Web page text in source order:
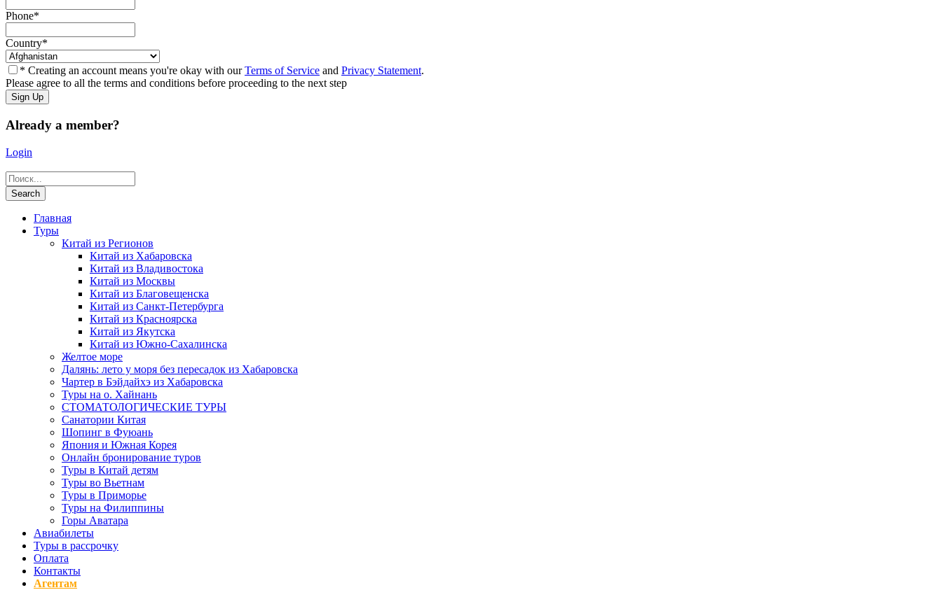
Phone*
Country*
* Creating an account means you're okay with ourTerms of Service and Privacy Statement.
Please agree to all the terms and conditions before proceeding to the next step
Already a member?
Login
Главная
Туры
Китай из Регионов
Китай из Хабаровска
Китай из Владивостока
Китай из Москвы
Китай из Благовещенска
Китай из Санкт-Петербурга
Китай из Красноярска
Китай из Якутска
Китай из Южно-Сахалинска
Желтое море
Далянь: лето у моря без пересадок из Хабаровска
Чартер в Бэйдайхэ из Хабаровска
Туры на о. Хайнань
СТОМАТОЛОГИЧЕСКИЕ ТУРЫ
Санатории Китая
Шопинг в Фуюань
Япония и Южная Корея
Онлайн бронирование туров
Туры в Китай детям
Туры во Вьетнам
Туры в Приморье
Туры на Филиппины
Горы Аватара
Авиабилеты
Туры в рассрочку
Оплата
Контакты
Агентам